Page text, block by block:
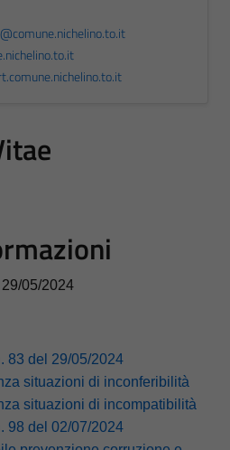
29/05/2024
83 del 29/05/2024
situazioni di inconferibilità
situazioni di incompatibilità
98 del 02/07/2024